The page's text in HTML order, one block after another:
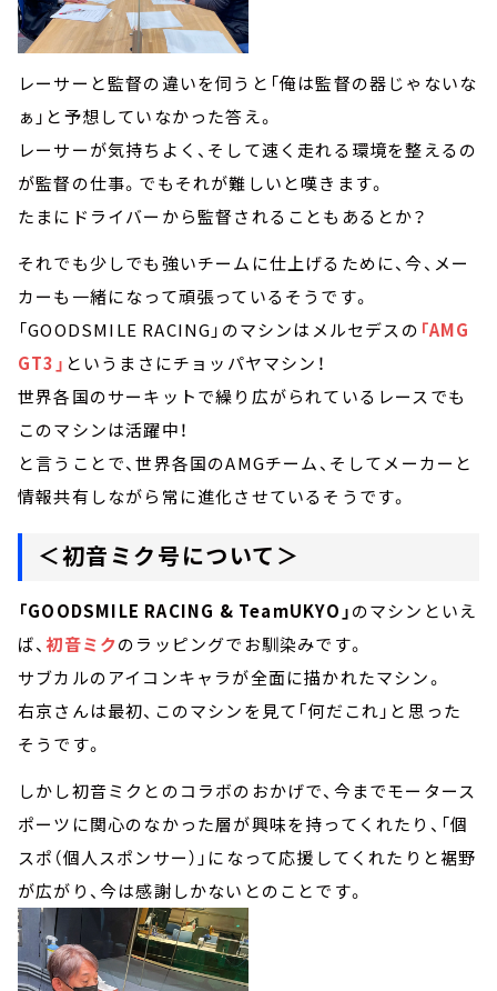
レーサーと監督の違いを伺うと「俺は監督の器じゃないな
ぁ」と予想していなかった答え。
レーサーが気持ちよく、そして速く走れる環境を整えるの
が監督の仕事。でもそれが難しいと嘆きます。
たまにドライバーから監督されることもあるとか？
それでも少しでも強いチームに仕上げるために、今、メー
カーも一緒になって頑張っているそうです。
「GOODSMILE RACING」のマシンはメルセデスの 「AMG
GT3」 というまさにチョッパヤマシン！
世界各国のサーキットで繰り広がられているレースでも
このマシンは活躍中！
と言うことで、世界各国のAMGチーム、そしてメーカーと
情報共有しながら常に進化させているそうです。
＜初音ミク号について＞
「GOODSMILE RACING & TeamUKYO」のマシンといえ
ば、 初音ミクのラッピングでお馴染みです。
サブカルのアイコンキャラが全面に描かれたマシン。
右京さんは最初、このマシンを見て「何だこれ」と思った
そうです。
しかし初音ミクとのコラボのおかげで、今までモータース
ポーツに関心のなかった層が興味を持ってくれたり、「個
スポ（個人スポンサー）」になって応援してくれたりと裾野
が広がり、今は感謝しかないとのことです。